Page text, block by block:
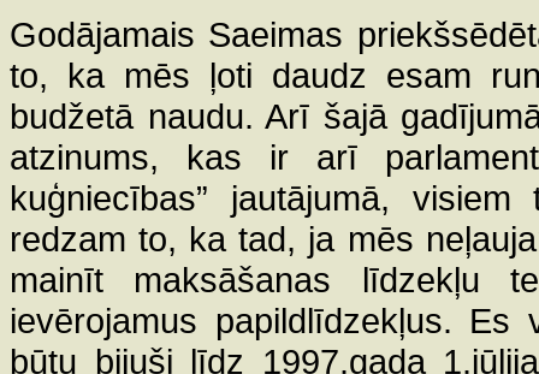
Godājamais Saeimas
to, ka mēs ļoti daudz esam
budžetā naudu. Arī šajā
atzinums, kas ir arī
kuģniecības” jautājumā,
redzam to, ka tad, ja mēs
mainīt maksāšanas līdzekļu
ievērojamus papildlīdzekļus.
būtu bijuši līdz 1997.gada